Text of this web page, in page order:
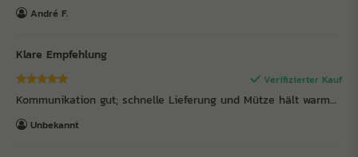
André F.
Klare Empfehlung
Verifizierter Kauf
Kommunikation gut; schnelle Lieferung und Mütze hält warm…
Unbekannt